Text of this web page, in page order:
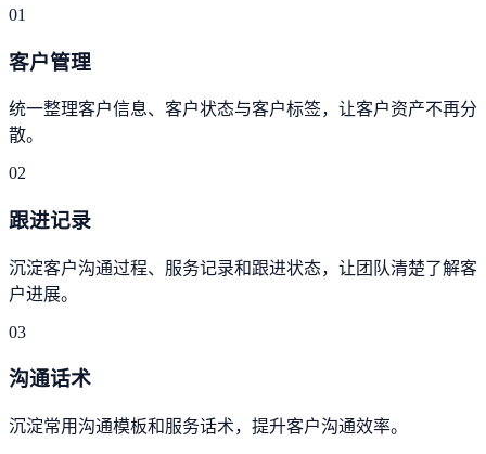
01
客户管理
统一整理客户信息、客户状态与客户标签，让客户资产不再分
散。
02
跟进记录
沉淀客户沟通过程、服务记录和跟进状态，让团队清楚了解客
户进展。
03
沟通话术
沉淀常用沟通模板和服务话术，提升客户沟通效率。